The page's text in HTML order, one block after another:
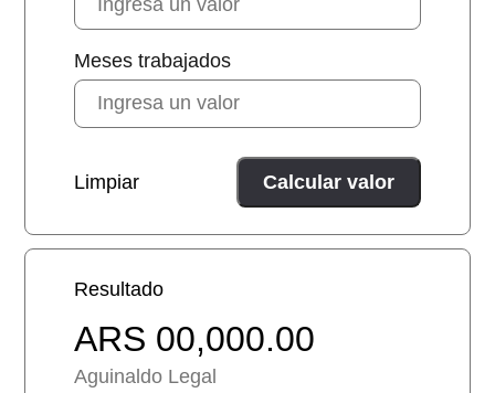
Meses trabajados
Limpiar Calcular valor
Resultado
ARS 00,000.00
Aguinaldo Legal